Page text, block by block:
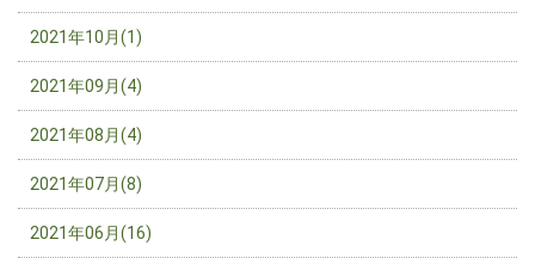
2021年10月(1)
2021年09月(4)
2021年08月(4)
2021年07月(8)
2021年06月(16)